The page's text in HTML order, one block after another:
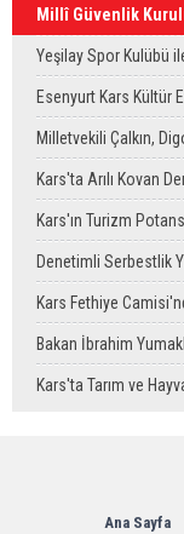
Millî Güvenlik
Okay Memiş, Kars'ta
Yeşilay Spor Kulübü
Sahaya Taşındı
Esenyurt Kars Kültür
Vekili Can Aksoy'dan
Milletvekili Çalkın,
Sağlık Yatırımı
Kars'ta Arılı Kovan
Kars'ın Turizm
Denetimli Serbestlik
Temizlik Desteği
Kars Fethiye
Bayrağı Görenlerin
Bakan İbrahim
uygulamasını başlattı
Kars'ta Tarım ve
Ana Sayfa